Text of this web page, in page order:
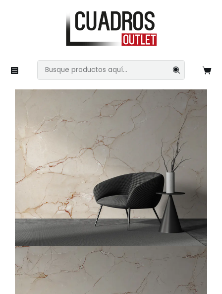
Papel Tapiz y Murales
Marmol 023